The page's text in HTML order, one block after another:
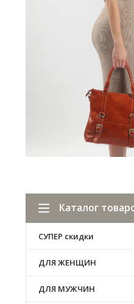
Каталог
СУПЕР скидки
ДЛЯ ЖЕНЩИН
ДЛЯ МУЖЧИН